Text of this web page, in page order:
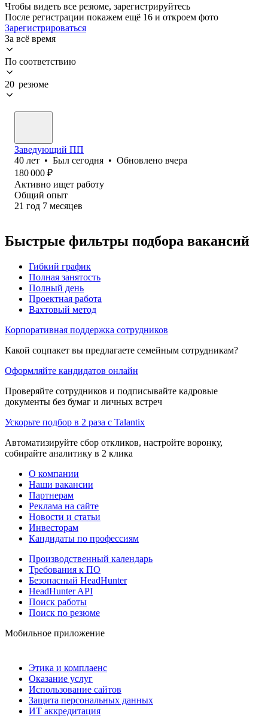
Чтобы видеть все резюме, зарегистрируйтесь
После регистрации покажем ещё 16 и откроем фото
Зарегистрироваться
За всё время
По соответствию
20 резюме
Заведующий ПП
40 лет • Был сегодня • Обновлено вчера
180 000 ₽
Активно ищет работу
Общий опыт
21 год 7 месяцев
Быстрые фильтры подбора вакансий
Гибкий график
Полная занятость
Полный день
Проектная работа
Вахтовый метод
Корпоративная поддержка сотрудников
Какой соцпакет вы предлагаете семейным сотрудникам?
Оформляйте кандидатов онлайн
Проверяйте сотрудников и подписывайте кадровые
документы без бумаг и личных встреч
Ускорьте подбор в 2 раза с Talantix
Автоматизируйте сбор откликов, настройте воронку,
собирайте аналитику в 2 клика
О компании
Наши вакансии
Партнерам
Реклама на сайте
Новости и статьи
Инвесторам
Кандидаты по профессиям
Производственный календарь
Требования к ПО
Безопасный HeadHunter
HeadHunter API
Поиск работы
Поиск по резюме
Мобильное приложение
Этика и комплаенс
Оказание услуг
Использование сайтов
Защита персональных данных
ИТ аккредитация